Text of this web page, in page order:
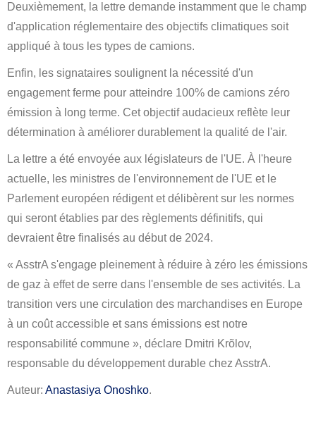
Deuxièmement, la lettre demande instamment que le champ
d'application réglementaire des objectifs climatiques soit
appliqué à tous les types de camions.
Enfin, les signataires soulignent la nécessité d'un
engagement ferme pour atteindre 100% de camions zéro
émission à long terme. Cet objectif audacieux reflète leur
détermination à améliorer durablement la qualité de l'air.
La lettre a été envoyée aux législateurs de l'UE. À l'heure
actuelle, les ministres de l'environnement de l'UE et le
Parlement européen rédigent et délibèrent sur les normes
qui seront établies par des règlements définitifs, qui
devraient être finalisés au début de 2024.
« AsstrA s'engage pleinement à réduire à zéro les émissions
de gaz à effet de serre dans l'ensemble de ses activités. La
transition vers une circulation des marchandises en Europe
à un coût accessible et sans émissions est notre
responsabilité commune », déclare Dmitri Krõlov,
responsable du développement durable chez AsstrA.
Auteur: Anastasiya Onoshko.